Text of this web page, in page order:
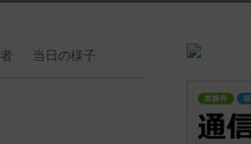
当日の様子